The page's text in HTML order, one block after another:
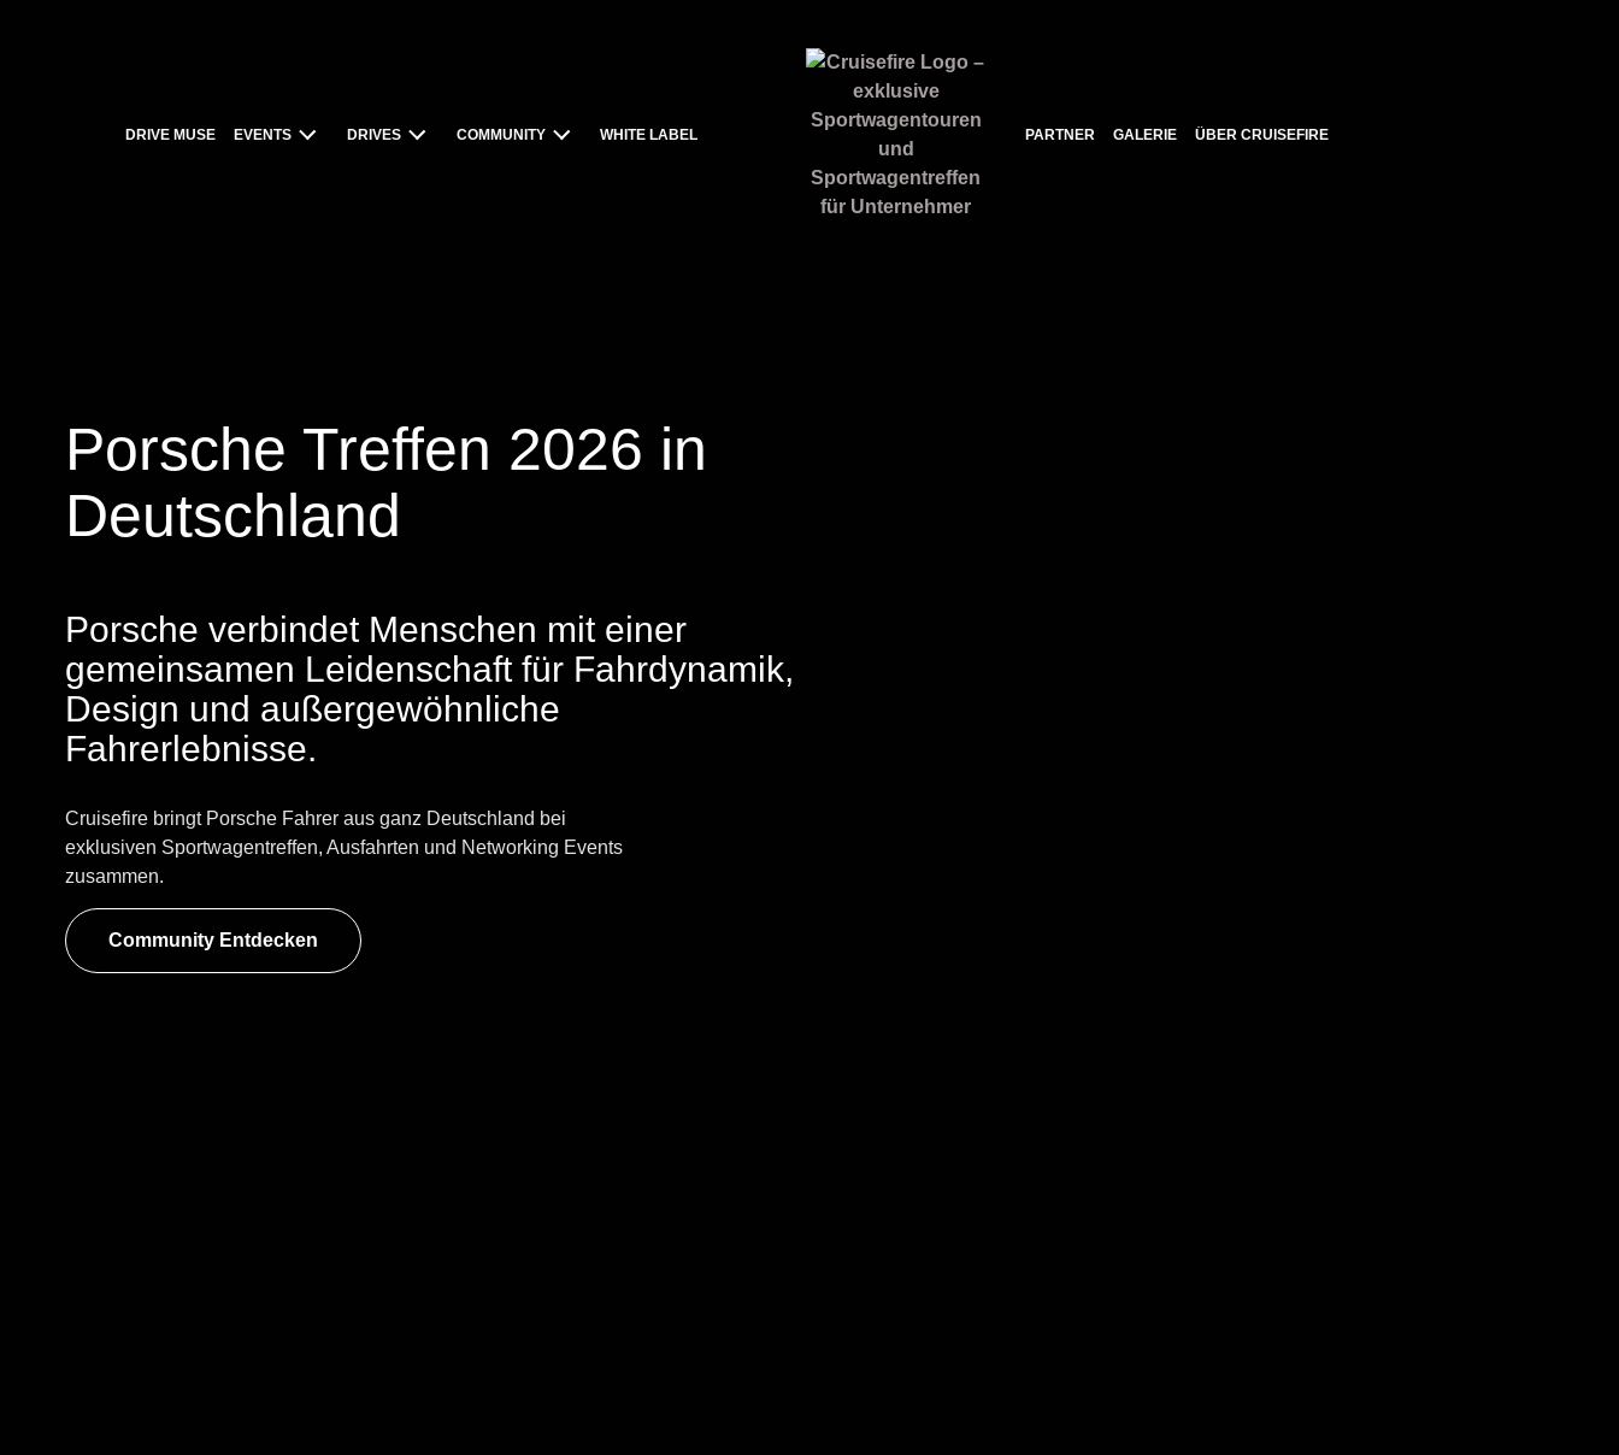
DRIVE MUSE EVENTS DRIVES COMMUNITY WHITE LABEL PARTNER GALERIE ÜBER CRUISEFIRE
Porsche Treffen 2026 in
Deutschland
Porsche verbindet Menschen mit einer
gemeinsamen Leidenschaft für Fahrdynamik,
Design und außergewöhnliche
Fahrerlebnisse.
Cruisefire bringt Porsche Fahrer aus ganz Deutschland bei
exklusiven Sportwagentreffen, Ausfahrten und Networking Events
zusammen.
Community Entdecken